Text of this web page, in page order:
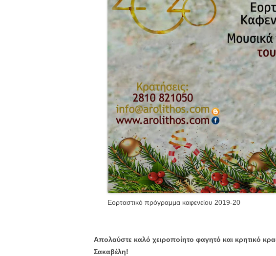
Εορταστικό πρόγραμμα καφενείου 2019-20
Απολαύστε καλό χειροποίητο φαγητό και κρητικό
Σακαβέλη!